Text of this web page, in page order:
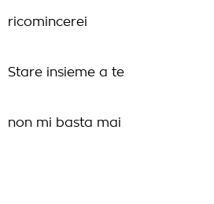
ricomincerei
Stare insieme a te
non mi basta mai